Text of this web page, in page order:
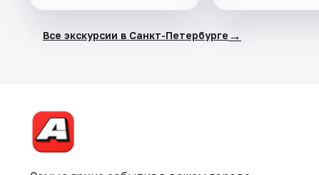
Все экскурсии в Санкт-Петербурге →